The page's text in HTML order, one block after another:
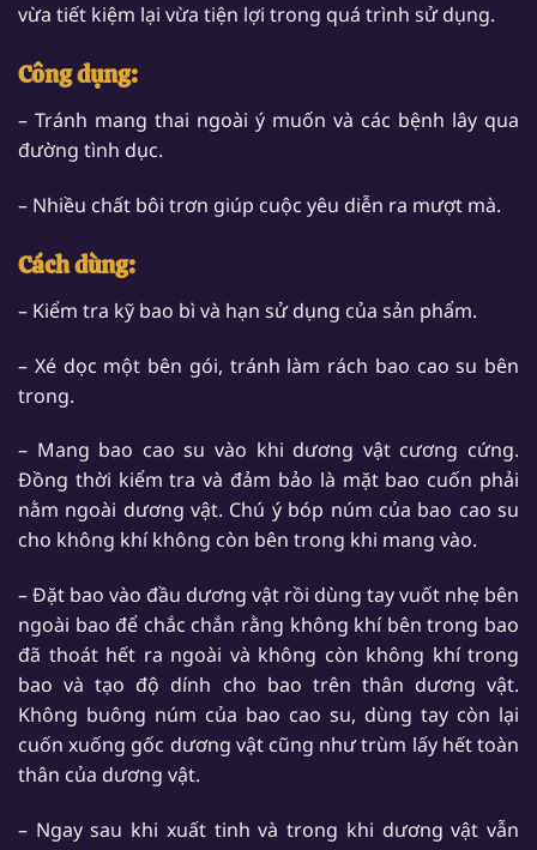
vừa tiết kiệm lại vừa tiện lợi trong quá trình sử dụng.
Công dụng:
– Tránh mang thai ngoài ý muốn và các bệnh lây qua
đường tình dục.
– Nhiều chất bôi trơn giúp cuộc yêu diễn ra mượt mà.
Cách dùng:
– Kiểm tra kỹ bao bì và hạn sử dụng của sản phẩm.
– Xé dọc một bên gói, tránh làm rách bao cao su bên
trong.
– Mang bao cao su vào khi dương vật cương cứng.
Đồng thời kiểm tra và đảm bảo là mặt bao cuốn phải
nằm ngoài dương vật. Chú ý bóp núm của bao cao su
cho không khí không còn bên trong khi mang vào.
– Đặt bao vào đầu dương vật rồi dùng tay vuốt nhẹ bên
ngoài bao để chắc chắn rằng không khí bên trong bao
đã thoát hết ra ngoài và không còn không khí trong
bao và tạo độ dính cho bao trên thân dương vật.
Không buông núm của bao cao su, dùng tay còn lại
cuốn xuống gốc dương vật cũng như trùm lấy hết toàn
thân của dương vật.
– Ngay sau khi xuất tinh và trong khi dương vật vẫn